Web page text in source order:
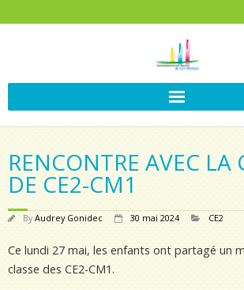
RENCONTRE AVEC LA
DE CE2-CM1
ByAudrey Gonidec 30 mai 2024 CE2
Ce lundi 27 mai, les enfants ont partagé un
classe des CE2-CM1.